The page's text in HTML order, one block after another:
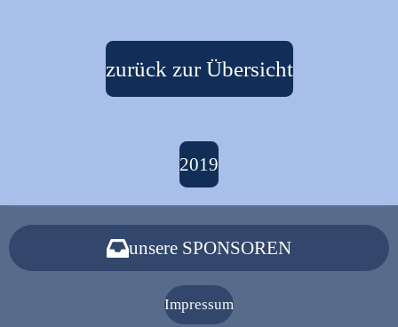
zurück zur Übersicht
2019
unsere SPONSOREN
Impressum